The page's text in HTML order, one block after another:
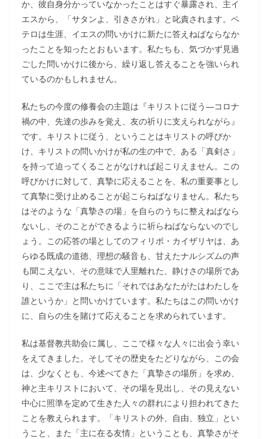
か、彼自身分かっていなかったことはすぐ暴露され、主イ
エスから、「サタンよ、引きさがれ」と叱責されます。ペ
テロは生涯、イエスの問いかけに新たに答えねばならなか
ったことを知ったとおもいます。私たちも、気づかず見過
ごした問いかけに後から、繰り返し答えることを強いられ
ているのかもしれません。
私たちの今度の修養会の主題は『キリストに従う―コロナ
禍の中、先達の歩みを覚え、友の祈りに支えられながら』
です。キリストに従う、ということはキリストの呼びか
け、キリストの問いかけが私の生の中で、ある「真剣さ」
を持って迫ってくることがなければ起こりえません。この
呼びかけに対して、真摯に応えることを、私の重要事とし
て真摯に受け止めることが起こらねばなりません。私たち
はそのような「真摯さの場」を自らのうちに整えねばなら
ないし、そのことができるように祈らねばならないのでし
ょう。この応答の場としてのフィリポ・カイザリヤは、あ
らゆる既成の道徳、理想の騒音も、甘えたナルシズムの声
も聞こえない、その意味で人里離れた、静けさの場所であ
り、ここで主は私たちに「それではあなたがたはわたしを
誰というか」と問いかけています。私たちはこの問いかけ
に、自らの生を賭けて応えることを求められています。
私は基督教共助会に属し、ここで様々な人々に出会う幸い
をえてきました。そしてその歴史をたどりながら、この会
は、少なくとも、今述べてきた「真摯さの場所」を求め、
神と主キリストにおいて、その場を見出し、その見えない
中心に照準を定めて生きた人々の群れにより担われてきた
ことを教えられます。「キリストの外、自由、独立」とい
うこと、また「主に在る友情」ということも、真摯さがそ